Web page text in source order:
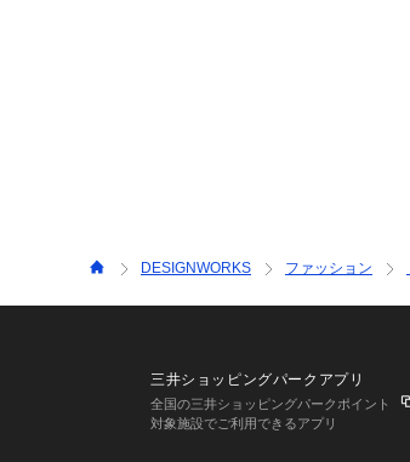
DESIGNWORKS ファッション
三井ショッピングパークアプリ
全国の三井ショッピングパークポイント
対象施設でご利用できるアプリ